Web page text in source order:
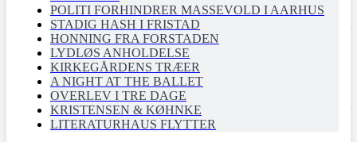
POLITI FORHINDRER MASSEVOLD I AARHUS
STADIG HASH I FRISTAD
HONNING FRA FORSTADEN
LYDLØS ANHOLDELSE
KIRKEGÅRDENS TRÆER
A NIGHT AT THE BALLET
OVERLEV I TRE DAGE
KRISTENSEN & KØHNKE
LITERATURHAUS FLYTTER